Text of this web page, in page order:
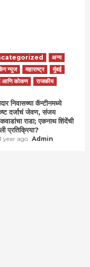
अन्य
न्युज
महाराष्ट्र
मुंबई
आणि कोकण
राजकीय
निवासच्या कॅन्टीनमध्ये
दर्जाचं जेवण, संजय
राडा; एकनाथ शिंदेंची
प्रतिक्रिया?
1 year ago Admin